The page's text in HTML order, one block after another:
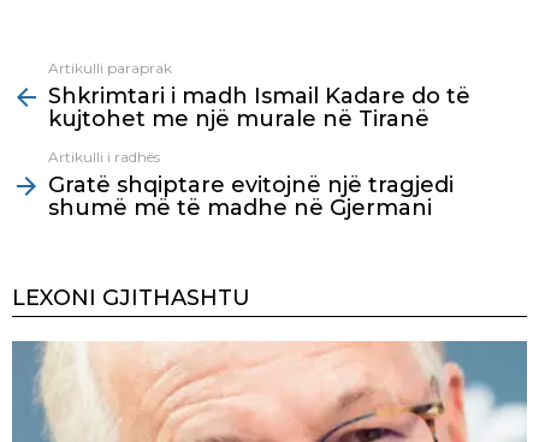
more
Artikulli paraprak
Shkrimtari i madh Ismail Kadare do të
kujtohet me një murale në Tiranë
Artikulli i radhës
Gratë shqiptare evitojnë një tragjedi
shumë më të madhe në Gjermani
LEXONI GJITHASHTU